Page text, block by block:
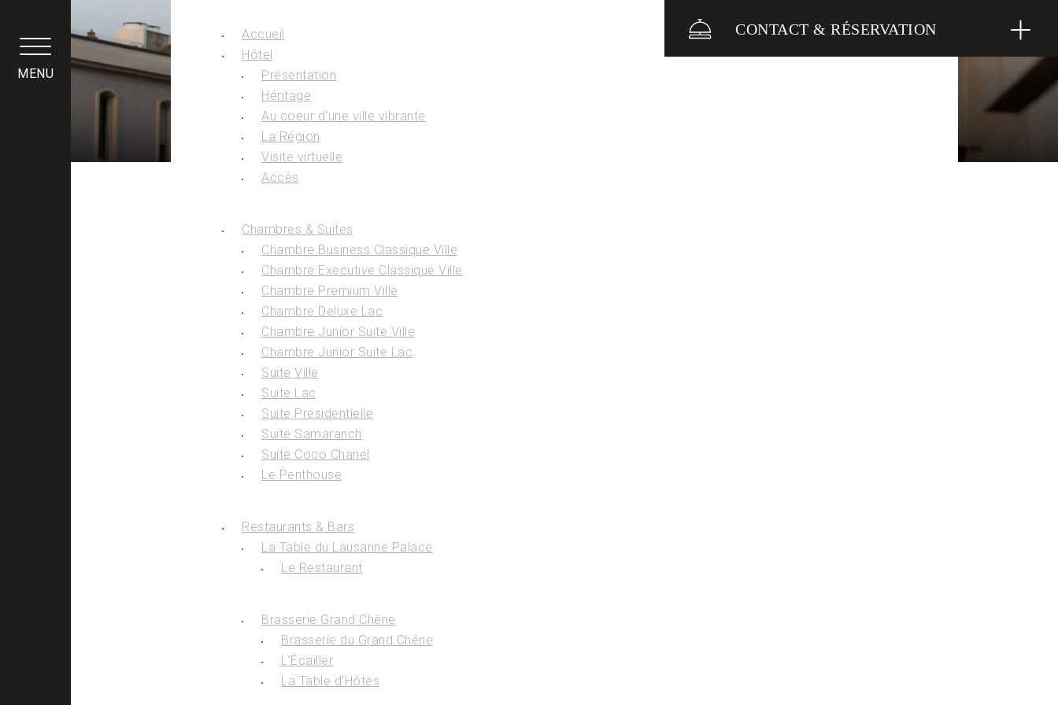
MENU PLAN DU SITE
CONTACT & RÉSERVATION
Accueil
Hôtel
Présentation
Héritage
Au coeur d'une ville vibrante
La Région
Visite virtuelle
Accès
Chambres & Suites
Chambre Business Classique Ville
Chambre Executive Classique Ville
Chambre Premium Ville
Chambre Deluxe Lac
Chambre Junior Suite Ville
Chambre Junior Suite Lac
Suite Ville
Suite Lac
Suite Présidentielle
Suite Samaranch
Suite Coco Chanel
Le Penthouse
Restaurants & Bars
La Table du Lausanne Palace
Le Restaurant
Brasserie Grand Chêne
Brasserie du Grand Chêne
L'Écailler
La Table d'Hôtes